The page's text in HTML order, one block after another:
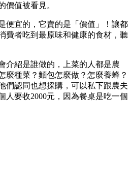
價值被看見。
便宜的，它賣的是「價值」！讓都
費者吃到最原味和健康的食材，聽
介紹是誰做的，上菜的人都是農
麼種菜？麵包怎麼做？怎麼養蜂？
們認同也想採購，可以私下跟農夫
人要收2000元，因為餐桌是吃一個